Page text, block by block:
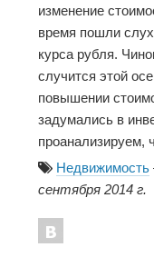
изменение
время пошли
курса рубля.
случится этой
повышении
задумались в
проанализируем,
Недвижимость
сентября 2014 г.